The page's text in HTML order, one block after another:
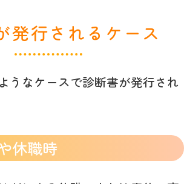
発行されるケース
うなケースで診断書が発行され
休職時